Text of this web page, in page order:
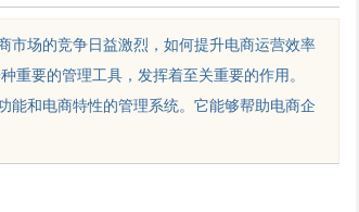
市场的竞争日益激烈，如何提升电商运营效率
重要的管理工具，发挥着至关重要的作用。
能和电商特性的管理系统。它能够帮助电商企